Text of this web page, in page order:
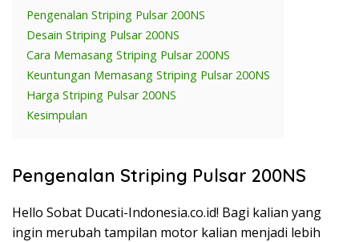
Pengenalan Striping Pulsar 200NS
Desain Striping Pulsar 200NS
Cara Memasang Striping Pulsar 200NS
Keuntungan Memasang Striping Pulsar 200NS
Harga Striping Pulsar 200NS
Kesimpulan
Pengenalan Striping Pulsar 200NS
Hello Sobat Ducati-Indonesia.co.id! Bagi kalian yang
ingin merubah tampilan motor kalian menjadi lebih